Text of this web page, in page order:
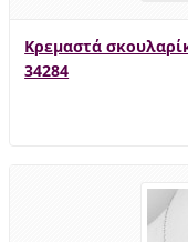
Κρεμαστά
34284